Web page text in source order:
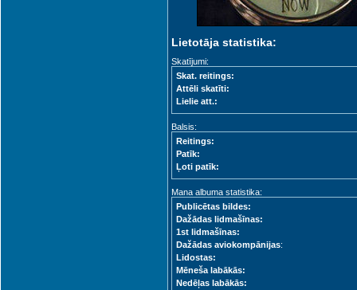
Lietotāja statistika:
Skatījumi:
Skat. reitings:
Attēli skatīti:
Lielie att.:
Balsis:
Reitings:
Patīk:
Ļoti patīk:
Mana albuma statistika:
Publicētas bildes:
Dažādas lidmašīnas:
1st lidmašīnas:
Dažādas aviokompānijas:
Lidostas:
Mēneša labākās:
Nedēļas labākās: